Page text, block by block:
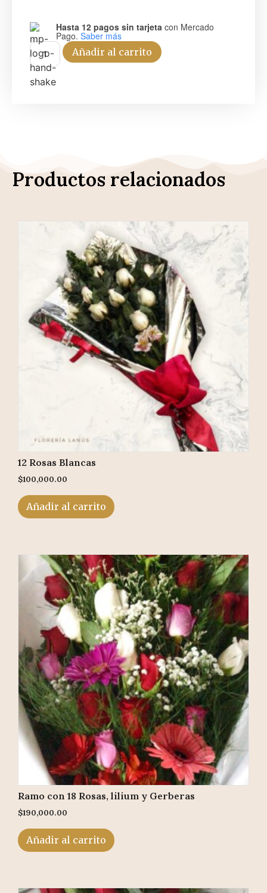
Hasta 12 pagos sin tarjeta con Mercado
Pago. Saber más
Añadir al carrito
Productos relacionados
12 Rosas Blancas
$100,000.00
Añadir al carrito
Ramo con 18 Rosas, lilium y Gerberas
$190,000.00
Añadir al carrito